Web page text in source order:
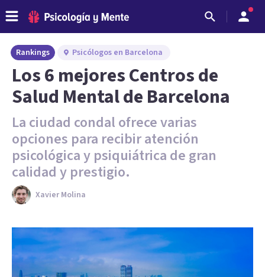
Rankings Psicólogos en Barcelona
Los 6 mejores Centros de
Salud Mental de Barcelona
La ciudad condal ofrece varias
opciones para recibir atención
psicológica y psiquiátrica de gran
calidad y prestigio.
Xavier Molina